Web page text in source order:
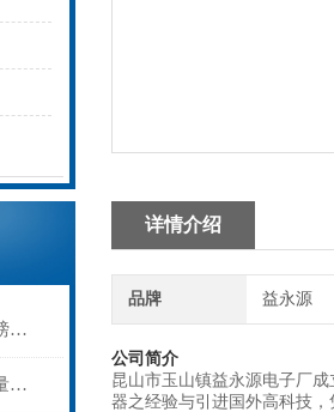
电子汽车衡（汽车地磅）如何防雷击？
重量检测秤：精准衡量，保障质量与合规性
详情介绍
品牌 益永源
公司简介
昆山市玉山镇益永源电子厂
器之经验与引进国外高科技